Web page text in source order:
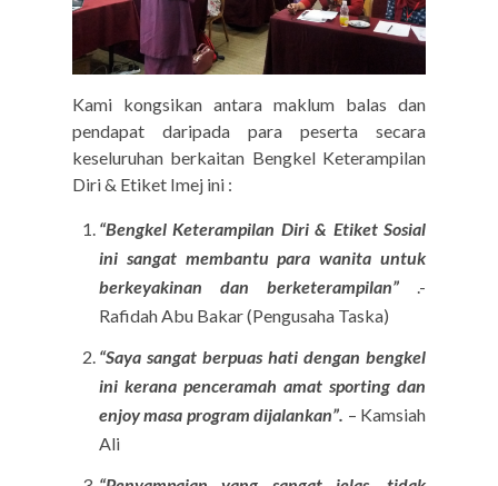
Kami kongsikan antara maklum balas dan
pendapat daripada para peserta secara
keseluruhan berkaitan Bengkel Keterampilan
Diri & Etiket Imej ini :
“Bengkel Keterampilan Diri & Etiket Sosial
ini sangat membantu para wanita untuk
berkeyakinan dan berketerampilan” .-
Rafidah Abu Bakar (Pengusaha Taska)
“Saya sangat berpuas hati dengan bengkel
ini kerana penceramah amat sporting dan
enjoy masa program dijalankan”. – Kamsiah
Ali